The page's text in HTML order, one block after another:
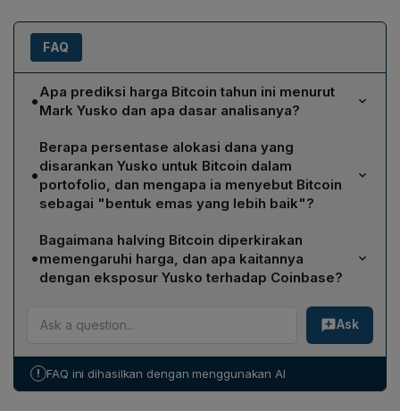
FAQ
•Apa prediksi harga Bitcoin tahun ini menurut
Mark Yusko dan apa dasar analisanya?
Mark Yusko memprediksi Bitcoin akan naik lebih dari
dua kali lipat menjadi US$150.000 (sekitar Rp 2,37
miliar) pada tahun ini. Prediksinya didasarkan pada
kenaikan 159% dalam 12 bulan terakhir, level
besar melalui ETF Bitcoin, serta ekspektasi guncangan
pasokan setelah halving akhir April yang biasanya
memicu pergerakan harga signifikan.
•
Berapa persentase alokasi dana yang
disarankan Yusko untuk Bitcoin dalam
portofolio, dan mengapa ia menyebut Bitcoin
sebagai "bentuk emas yang lebih baik"?
Yusko menyarankan alokasi antara 1% hingga 3% total
aset investor ke Bitcoin. Ia menilainya sebagai "raja"
dan token paling dominan, sehingga berfungsi sebagai
penyimpan nilai yang lebih efisien dibandingkan emas
tradisional. Keterbatasan pasokan, sifat digital, dan
likuiditas tinggi menjadikan Bitcoin bentuk emas yang
lebih baik dalam konteks diversifikasi portofolio.
•
Bagaimana halving Bitcoin diperkirakan
memengaruhi harga, dan apa kaitannya
dengan eksposur Yusko terhadap Coinbase?
Halving yang dijadwalkan akhir April akan memotong
hadiah penambangan menjadi setengah, mengurangi
laju inflasi pasokan Bitcoin. Yusko memperkirakan
terutama sekitar sembilan bulan setelah halving—
Ask
! FAQ ini dihasilkan dengan menggunakan AI